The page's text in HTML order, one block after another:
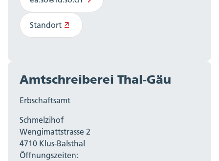
Standort
Amtschreiberei Thal-Gäu
Erbschaftsamt
Schmelzihof
Wengimattstrasse 2
4710 Klus-Balsthal
Öffnungszeiten: